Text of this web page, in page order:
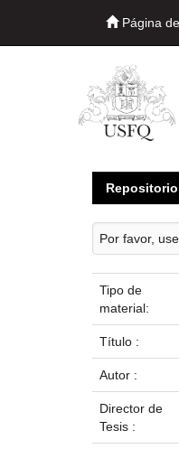
Página
Por favor,
Tipo de
material:
Título :
Autor :
Director de
Tesis :